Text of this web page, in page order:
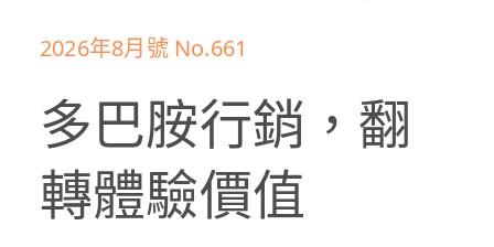
2026年8月號 No.661
多巴胺行銷，翻
轉體驗價值